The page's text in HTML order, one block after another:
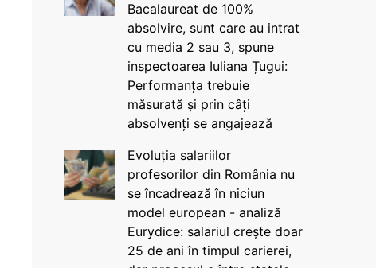
Bacalaureat de 100%
absolvire, sunt care au intrat
cu media 2 sau 3, spune
inspectoarea Iuliana Țugui:
Performanța trebuie
măsurată și prin câți
absolvenți se angajează
Evoluția salariilor
profesorilor din România nu
se încadrează în niciun
model european - analiză
Eurydice: salariul crește doar
25 de ani în timpul carierei,